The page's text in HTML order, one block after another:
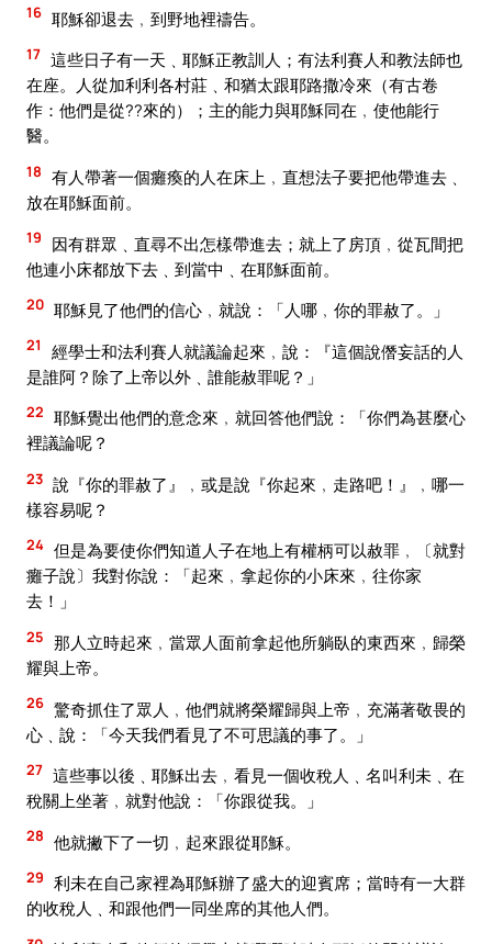
16 耶穌卻退去﹐到野地裡禱告。
17 這些日子有一天﹑耶穌正教訓人；有法利賽人和教法師也
在座。人從加利利各村莊﹑和猶太跟耶路撒冷來（有古卷
作：他們是從??來的）；主的能力與耶穌同在﹐使他能行
醫。
18 有人帶著一個癱瘓的人在床上﹐直想法子要把他帶進去﹑
放在耶穌面前。
19
因有群眾﹑直尋不出怎樣帶進去；就上了房頂﹐從瓦間把
他連小床都放下去﹑到當中﹑在耶穌面前。
20 耶穌見了他們的信心﹐就說：「人哪﹐你的罪赦了。」
21
經學士和法利賽人就議論起來﹐說：『這個說僭妄話的人
是誰阿？除了上帝以外﹑誰能赦罪呢？」
22 耶穌覺出他們的意念來﹐就回答他們說：「你們為甚麼心
裡議論呢？
23 說『你的罪赦了』﹐或是說『你起來﹐走路吧！』﹐哪一
樣容易呢？
24 但是為要使你們知道人子在地上有權柄可以赦罪﹐〔就對
癱子說〕我對你說：「起來﹐拿起你的小床來﹐往你家
去！」
25 那人立時起來﹐當眾人面前拿起他所躺臥的東西來﹐歸榮
耀與上帝。
26 驚奇抓住了眾人﹐他們就將榮耀歸與上帝﹐充滿著敬畏的
心﹑說：「今天我們看見了不可思議的事了。」
27 這些事以後﹑耶穌出去﹐看見一個收稅人﹑名叫利未﹑在
稅關上坐著﹐就對他說：「你跟從我。」
28 他就撇下了一切﹐起來跟從耶穌。
29 利未在自己家裡為耶穌辦了盛大的迎賓席；當時有一大群
的收稅人﹑和跟他們一同坐席的其他人們。